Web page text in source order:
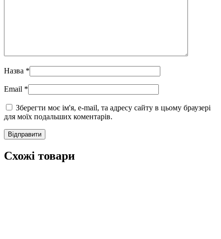
Назва *
Email *
Зберегти моє ім'я, e-mail, та адресу сайту в цьому браузері
для моїх подальших коментарів.
Схожі товари